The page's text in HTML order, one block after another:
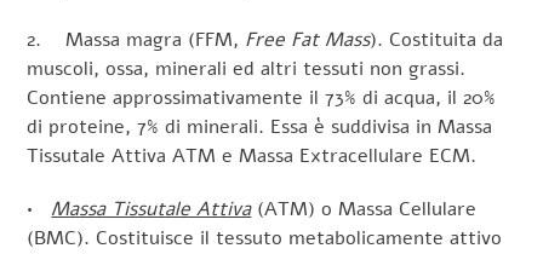
2. Massa magra (FFM, Free Fat Mass). Costituita da
muscoli, ossa, minerali ed altri tessuti non grassi.
Contiene approssimativamente il 73% di acqua, il 20%
di proteine, 7% di minerali. Essa è suddivisa in Massa
Tissutale Attiva ATM e Massa Extracellulare ECM.
• Massa Tissutale Attiva(ATM) o Massa Cellulare
(BMC). Costituisce il tessuto metabolicamente attivo